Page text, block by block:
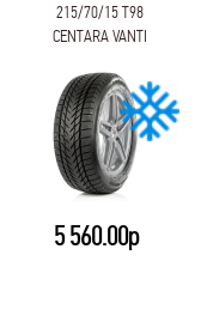
215/70/15 T98
CENTARA VANTI
5 560.00р